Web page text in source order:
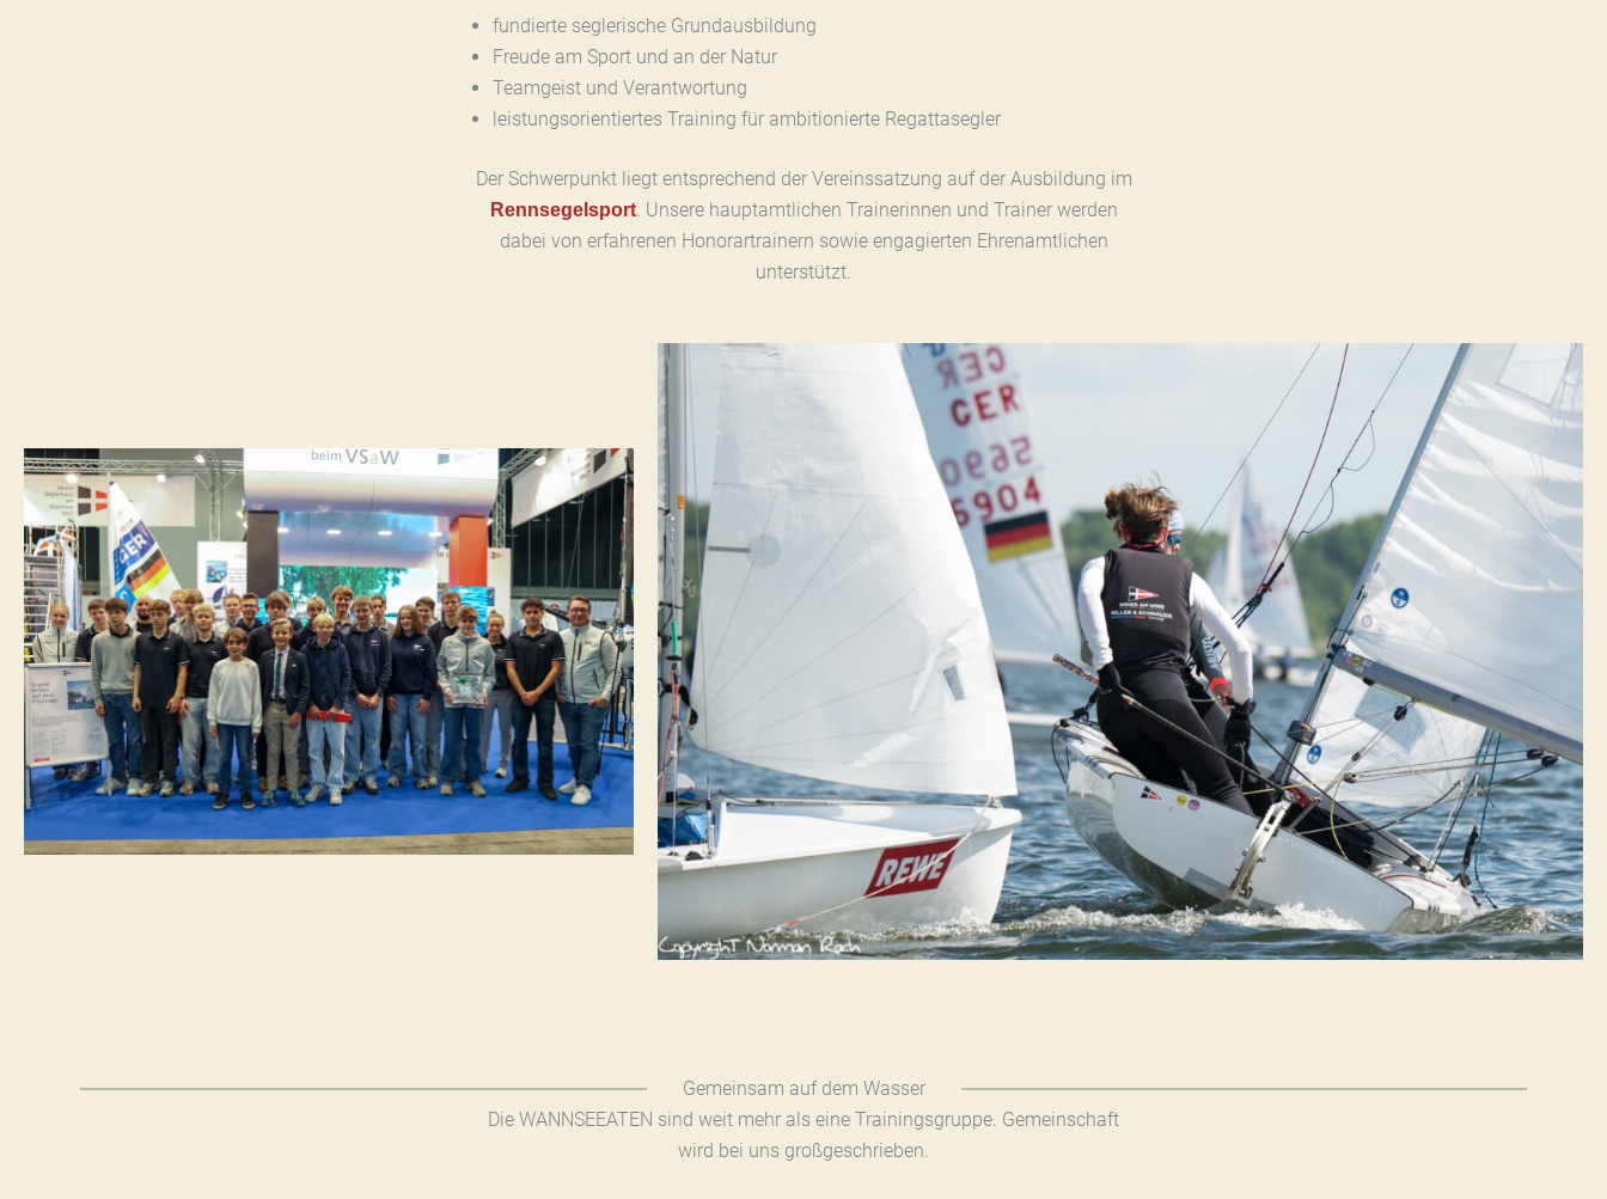
fundierte seglerische Grundausbildung
Freude am Sport und an der Natur
Teamgeist und Verantwortung
leistungsorientiertes Training für ambitionierte Regattasegler
Der Schwerpunkt liegt entsprechend der Vereinssatzung auf der Ausbildung im
Rennsegelsport. Unsere hauptamtlichen Trainerinnen und Trainer werden
dabei von erfahrenen Honorartrainern sowie engagierten Ehrenamtlichen
unterstützt.
Gemeinsam auf dem Wasser
Die WANNSEEATEN sind weit mehr als eine Trainingsgruppe. Gemeinschaft
wird bei uns großgeschrieben.